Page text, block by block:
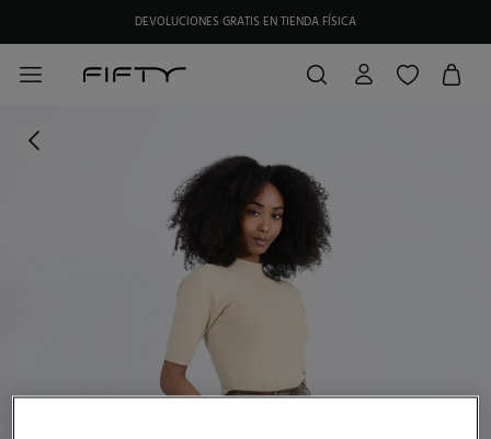
DEVOLUCIONES GRATIS EN TIENDA FÍSICA